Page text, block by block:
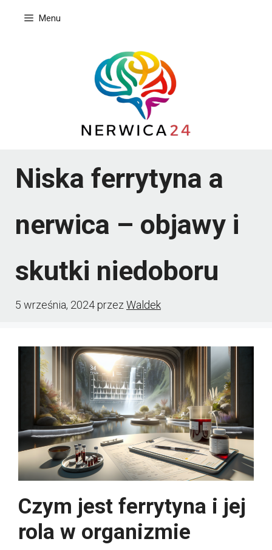
Menu
Niska ferrytyna a
nerwica – objawy i
skutki niedoboru
5 września, 2024przez Waldek
Czym jest ferrytyna i jej
rola w organizmie